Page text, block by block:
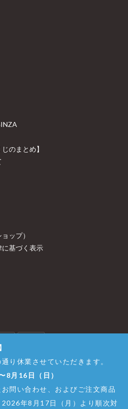
のまとめ】
ップ）
基づく表示
り休業させていただきます。
8月16日（日）
問い合わせ、およびご注文商品
年8月17日（月）より順次対